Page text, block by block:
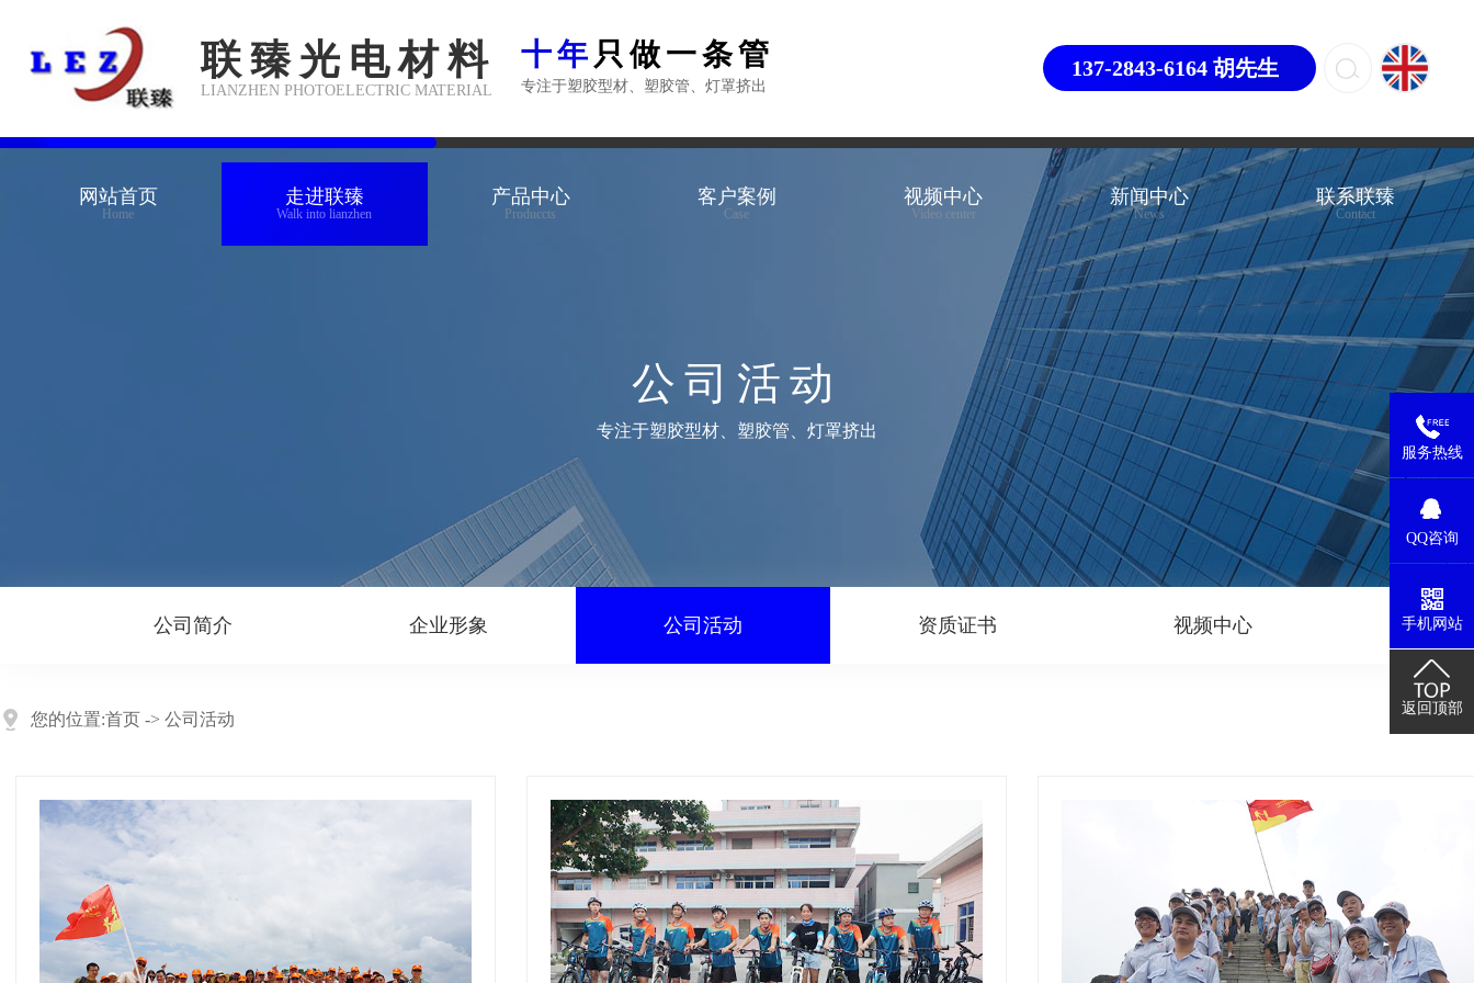
联臻光电材料
LIANZHEN PHOTOELECTRIC MATERIAL
十年 只做一条管
专注于塑胶型材、塑胶管、灯罩挤出
137-2843-6164 胡先生
网站首页
Home
走进联臻
Walk into lianzhen
产品中心
Produccts
客户案例
Case
视频中心
Video center
新闻中心
News
联系联臻
Contact
公司活动
专注于塑胶型材、塑胶管、灯罩挤出
公司简介 企业形象 公司活动 资质证书 视频中心 联系
您的位置:首页 -> 公司活动
服务热线
QQ咨询
手机网站
返回顶部